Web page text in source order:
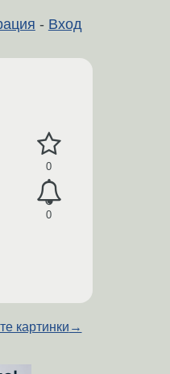
- Вход
0
0
картинки →